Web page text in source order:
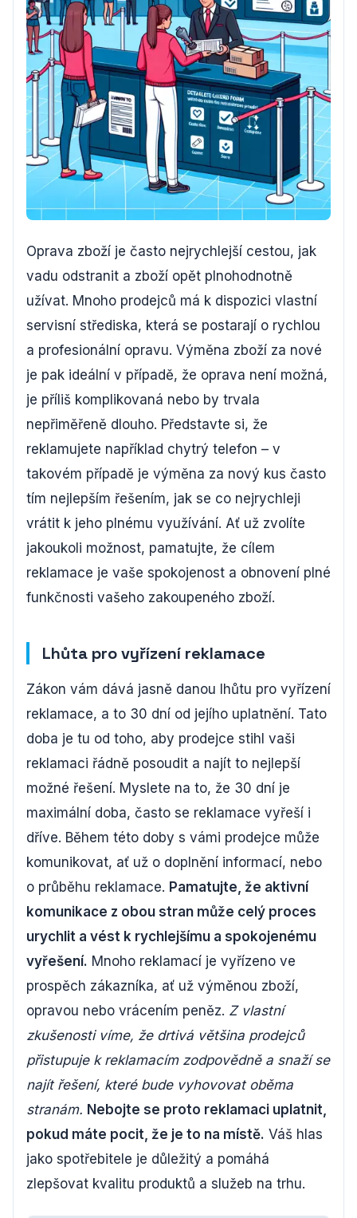
Oprava zboží je často nejrychlejší cestou, jak
vadu odstranit a zboží opět plnohodnotně
užívat. Mnoho prodejců má k dispozici vlastní
servisní střediska, která se postarají o rychlou
a profesionální opravu. Výměna zboží za nové
je pak ideální v případě, že oprava není možná,
je příliš komplikovaná nebo by trvala
nepřiměřeně dlouho. Představte si, že
reklamujete například chytrý telefon – v
takovém případě je výměna za nový kus často
tím nejlepším řešením, jak se co nejrychleji
vrátit k jeho plnému využívání. Ať už zvolíte
jakoukoli možnost, pamatujte, že cílem
reklamace je vaše spokojenost a obnovení plné
funkčnosti vašeho zakoupeného zboží.
Lhůta pro vyřízení reklamace
Zákon vám dává jasně danou lhůtu pro vyřízení
reklamace, a to 30 dní od jejího uplatnění. Tato
doba je tu od toho, aby prodejce stihl vaši
reklamaci řádně posoudit a najít to nejlepší
možné řešení. Myslete na to, že 30 dní je
maximální doba, často se reklamace vyřeší i
dříve. Během této doby s vámi prodejce může
komunikovat, ať už o doplnění informací, nebo
o průběhu reklamace. Pamatujte, že aktivní
komunikace z obou stran může celý proces
urychlit a vést k rychlejšímu a spokojenému
vyřešení. Mnoho reklamací je vyřízeno ve
prospěch zákazníka, ať už výměnou zboží,
opravou nebo vrácením peněz. Z vlastní
zkušenosti víme, že drtivá většina prodejců
přistupuje k reklamacím zodpovědně a snaží se
najít řešení, které bude vyhovovat oběma
stranám. Nebojte se proto reklamaci uplatnit,
pokud máte pocit, že je to na místě. Váš hlas
jako spotřebitele je důležitý a pomáhá
zlepšovat kvalitu produktů a služeb na trhu.